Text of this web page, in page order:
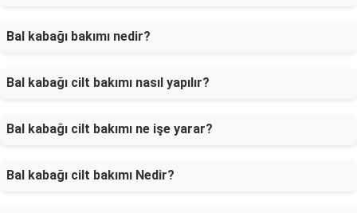
Bal kabağı bakımı nedir?
Bal kabağı cilt bakımı nasıl yapılır?
Bal kabağı cilt bakımı ne işe yarar?
Bal kabağı cilt bakımı Nedir?